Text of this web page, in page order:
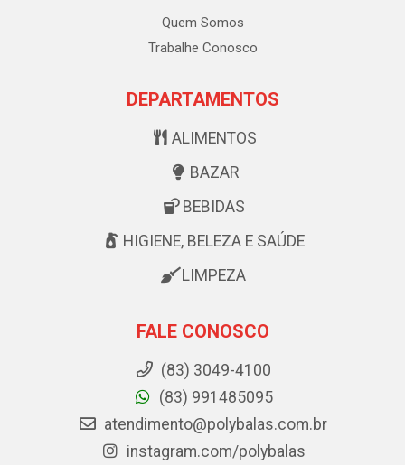
Quem Somos
Trabalhe Conosco
DEPARTAMENTOS
ALIMENTOS
BAZAR
BEBIDAS
HIGIENE, BELEZA E SAÚDE
LIMPEZA
FALE CONOSCO
(83) 3049-4100
(83) 991485095
atendimento@polybalas.com.br
instagram.com/polybalas